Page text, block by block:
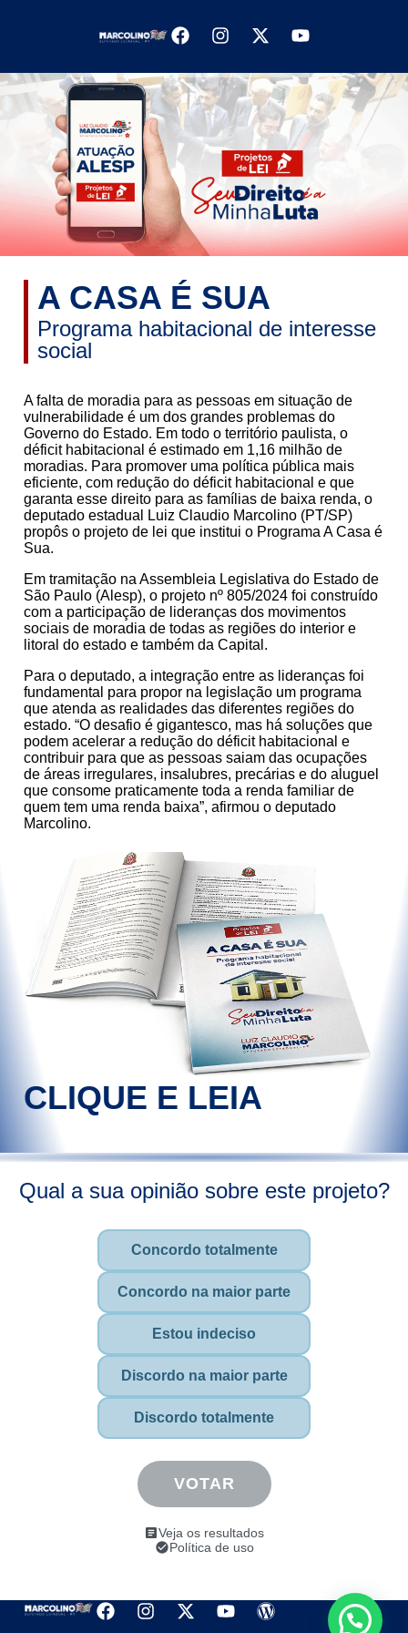
CLIQUE E LEIA
A CASA É SUA
Programa habitacional de interesse
social
A falta de moradia para as pessoas em situação de
vulnerabilidade é um dos grandes problemas do
Governo do Estado. Em todo o território paulista, o
déficit habitacional é estimado em 1,16 milhão de
moradias. Para promover uma política pública mais
eficiente, com redução do déficit habitacional e que
garanta esse direito para as famílias de baixa renda, o
deputado estadual Luiz Claudio Marcolino (PT/SP)
propôs o projeto de lei que institui o Programa A Casa é
Sua.
Em tramitação na Assembleia Legislativa do Estado de
São Paulo (Alesp), o projeto nº 805/2024 foi construído
com a participação de lideranças dos movimentos
sociais de moradia de todas as regiões do interior e
litoral do estado e também da Capital.
Para o deputado, a integração entre as lideranças foi
fundamental para propor na legislação um programa
que atenda as realidades das diferentes regiões do
estado. “O desafio é gigantesco, mas há soluções que
podem acelerar a redução do déficit habitacional e
contribuir para que as pessoas saiam das ocupações
de áreas irregulares, insalubres, precárias e do aluguel
que consome praticamente toda a renda familiar de
quem tem uma renda baixa”, afirmou o deputado
Marcolino.
Qual a sua opinião sobre este projeto?
Concordo totalmente
Concordo na maior parte
Estou indeciso
Discordo na maior parte
Discordo totalmente
VOTAR
Veja os resultados
Política de uso